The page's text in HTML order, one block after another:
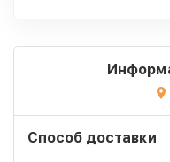
Способ доставки